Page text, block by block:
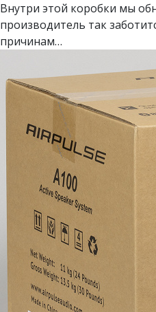
Внутри этой коробки мы
производитель так
причинам…